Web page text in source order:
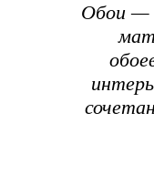
Обои —